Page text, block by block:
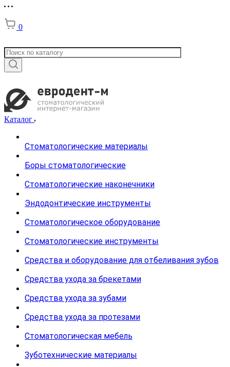
0
Каталог
Стоматологические материалы
Боры стоматологические
Стоматологические наконечники
Эндодонтические инструменты
Стоматологическое оборудование
Стоматологические инструменты
Средства и оборудование для отбеливания зубов
Средства ухода за брекетами
Средства ухода за зубами
Средства ухода за протезами
Стоматологическая мебель
Зуботехнические материалы